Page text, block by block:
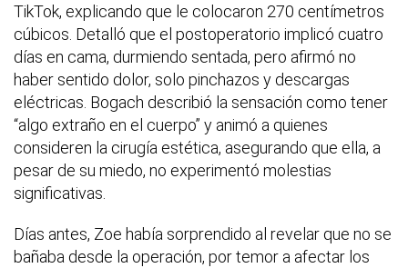
TikTok, explicando que le colocaron 270 centímetros
cúbicos. Detalló que el postoperatorio implicó cuatro
días en cama, durmiendo sentada, pero afirmó no
haber sentido dolor, solo pinchazos y descargas
eléctricas. Bogach describió la sensación como tener
“algo extraño en el cuerpo” y animó a quienes
consideren la cirugía estética, asegurando que ella, a
pesar de su miedo, no experimentó molestias
significativas.
Días antes, Zoe había sorprendido al revelar que no se
bañaba desde la operación, por temor a afectar los